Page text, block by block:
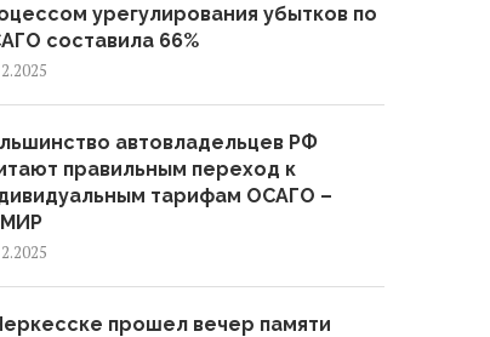
урегулирования убытков по
составила 66%
автовладельцев РФ
правильным переход к
тарифам ОСАГО –
прошел вечер памяти